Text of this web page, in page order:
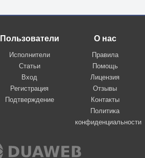
Пользователи
Исполнители
Статьи
Вход
Регистрация
Подтверждение
О нас
Правила
Помощь
Лицензия
Отзывы
Контакты
Политика
конфиденциальности